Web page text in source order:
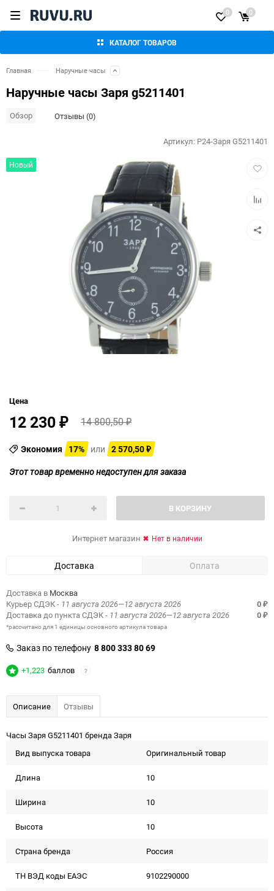
КАТАЛОГ ТОВАРОВ
0 0
Главная Наручные часы
Наручные часы Заря g5211401
Обзор Отзывы (0)
Новый
Артикул: P24-Заря G5211401
Цена
12 230 ₽ 14 800,50₽
Экономия 17% или 2 570,50 ₽
Этот товар временно недоступен для заказа
В КОРЗИНУ
Интернет магазин Нет в наличии
Доставка Оплата
Доставка в Москва
Курьер СДЭК- 11 августа 2026—12 августа 2026 0 ₽
Доставка до пункта СДЭК- 11 августа 2026—12 августа 2026 0 ₽
*рассчитано для 1 единицы основного артикула товара
Заказ по телефону 8 800 333 80 69
+1,223 баллов ?
Описание Отзывы
Часы Заря G5211401 бренда Заря
Вид выпуска товара
Оригинальный товар
Длина 10
Ширина 10
Высота 10
Страна бренда Россия
ТН ВЭД коды ЕАЭС 9102290000